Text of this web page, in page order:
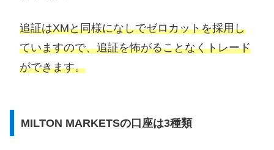
追証はXMと同様になしでゼロカットを採用し
ていますので、追証を怖がることなくトレード
ができます。
MILTON MARKETSの口座は3種類